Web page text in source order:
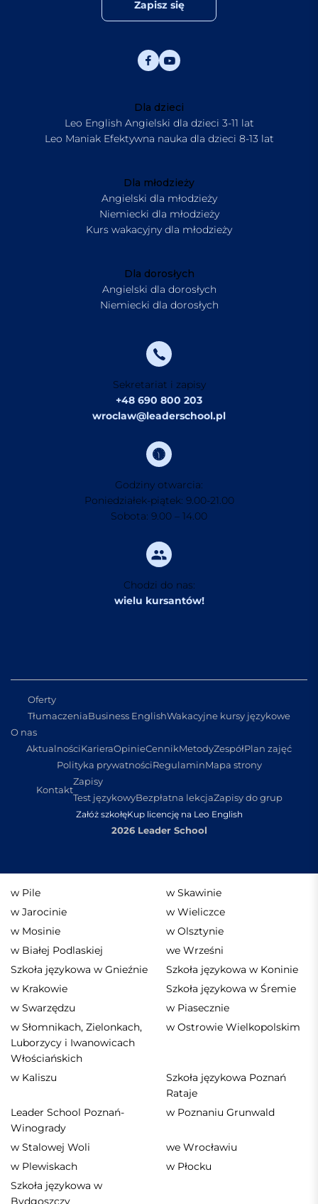
Zapisz się
Dla dzieci
Leo English Angielski dla dzieci 3-11 lat
Leo Maniak Efektywna nauka dla dzieci 8-13 lat
Dla młodzieży
Angielski dla młodzieży
Niemiecki dla młodzieży
Kurs wakacyjny dla młodzieży
Dla dorosłych
Angielski dla dorosłych
Niemiecki dla dorosłych
Sekretariat i zapisy
+48 690 800 203
wroclaw@leaderschool.pl
Godziny otwarcia:
Poniedziałek-piątek: 9.00-21.00
Sobota: 9.00 – 14.00
Chodzi do nas:
wielu kursantów!
2026 Leader School
Załóż szkołęKup licencję na Leo English
Oferty
TłumaczeniaBusiness EnglishWakacyjne kursy językowe
O nas
AktualnościKarieraOpinieCennikMetodyZespółPlan zajęć
Polityka prywatnościRegulaminMapa strony
Kontakt
Zapisy
Test językowyBezpłatna lekcjaZapisy do grup
w Pile
w Skawinie
w Jarocinie
w Wieliczce
w Mosinie
w Olsztynie
w Białej Podlaskiej
we Wrześni
Szkoła językowa w Gnieźnie
Szkoła językowa w Koninie
w Krakowie
Szkoła językowa w Śremie
w Swarzędzu
w Piasecznie
w Słomnikach, Zielonkach,
Luborzycy i Iwanowicach
Włościańskich
w Ostrowie Wielkopolskim
w Kaliszu
Szkoła językowa Poznań
Rataje
Leader School Poznań-
Winogrady
w Poznaniu Grunwald
w Stalowej Woli
we Wrocławiu
w Plewiskach
w Płocku
Szkoła językowa w
Bydgoszczy